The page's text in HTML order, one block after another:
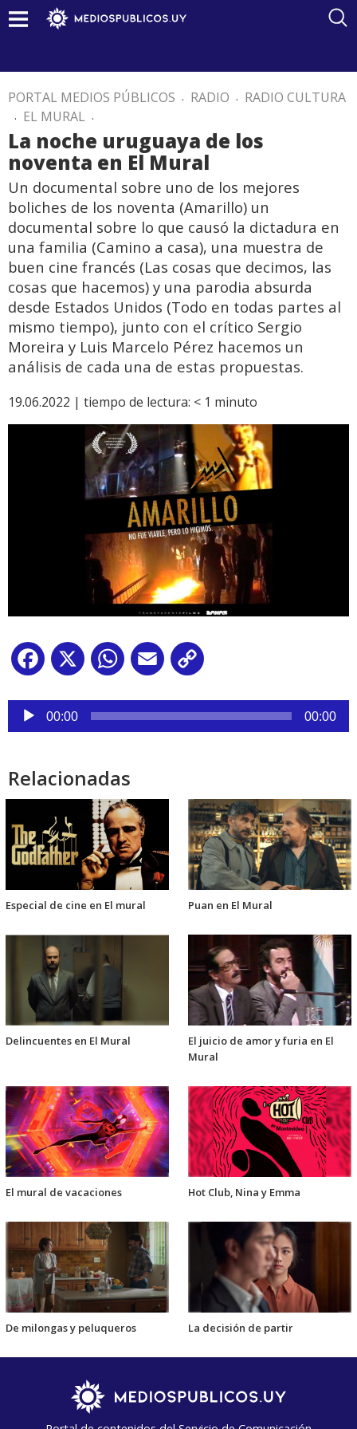
PORTAL MEDIOS PÚBLICOS . RADIO . RADIO CULTURA
. EL MURAL .
La noche uruguaya de los
noventa en El Mural
Un documental sobre uno de los mejores
boliches de los noventa (Amarillo) un
documental sobre lo que causó la dictadura en
una familia (Camino a casa), una muestra de
buen cine francés (Las cosas que decimos, las
cosas que hacemos) y una parodia absurda
desde Estados Unidos (Todo en todas partes al
mismo tiempo), junto con el crítico Sergio
Moreira y Luis Marcelo Pérez hacemos un
análisis de cada una de estas propuestas.
19.06.2022 | tiempo de lectura: < 1 minuto
Facebook
X WhatsApp
Email
Reproductor
audio
00:00 00:00
Relacionadas
Especial de cine en El mural Puan en El Mural
Delincuentes en El Mural
El juicio de amor y furia en El
Mural
El mural de vacaciones Hot Club, Nina y Emma
De milongas y peluqueros La decisión de partir